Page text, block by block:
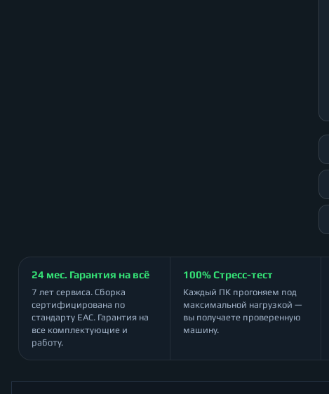
24 мес. Гарантия на всё
7 лет сервиса. Сборка
сертифицирована по
стандарту ЕАС. Гарантия на
все комплектующие и
работу.
100% Стресс-тест
Каждый ПК прогоняем под
максимальной нагрузкой —
вы получаете проверенную
машину.